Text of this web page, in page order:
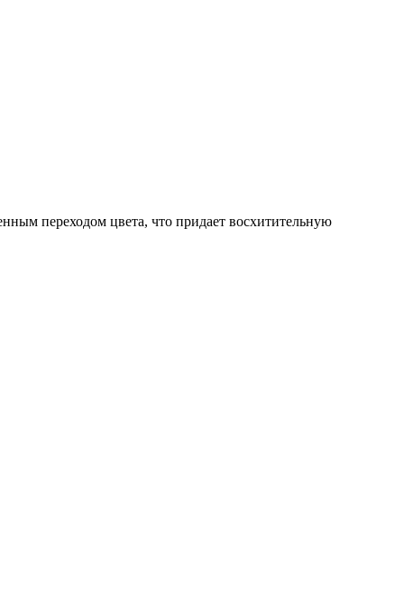
переходом цвета, что придает восхитительную